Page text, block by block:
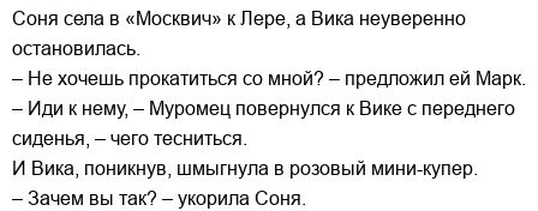
Соня села в «Москвич» к Лере, а Вика неуверенно
остановилась.
– Не хочешь прокатиться со мной? – предложил ей Марк.
– Иди к нему, – Муромец повернулся к Вике с переднего
сиденья, – чего тесниться.
И Вика, поникнув, шмыгнула в розовый мини-купер.
– Зачем вы так? – укорила Соня.